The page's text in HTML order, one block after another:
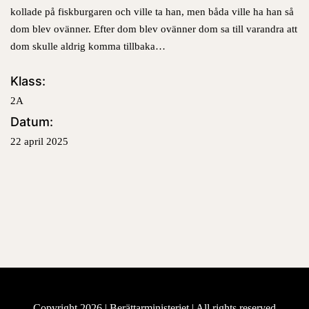
kollade på fiskburgaren och ville ta han, men båda ville ha han så
dom blev ovänner. Efter dom blev ovänner dom sa till varandra att
dom skulle aldrig komma tillbaka…
Klass:
2A
Datum:
22 april 2025